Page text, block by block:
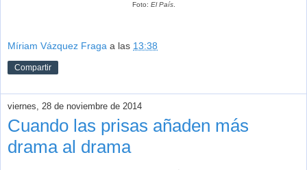
Foto: El País.
Míriam Vázquez Fraga a las 13:38
Compartir
viernes, 28 de noviembre de 2014
Cuando las prisas añaden más
drama al drama